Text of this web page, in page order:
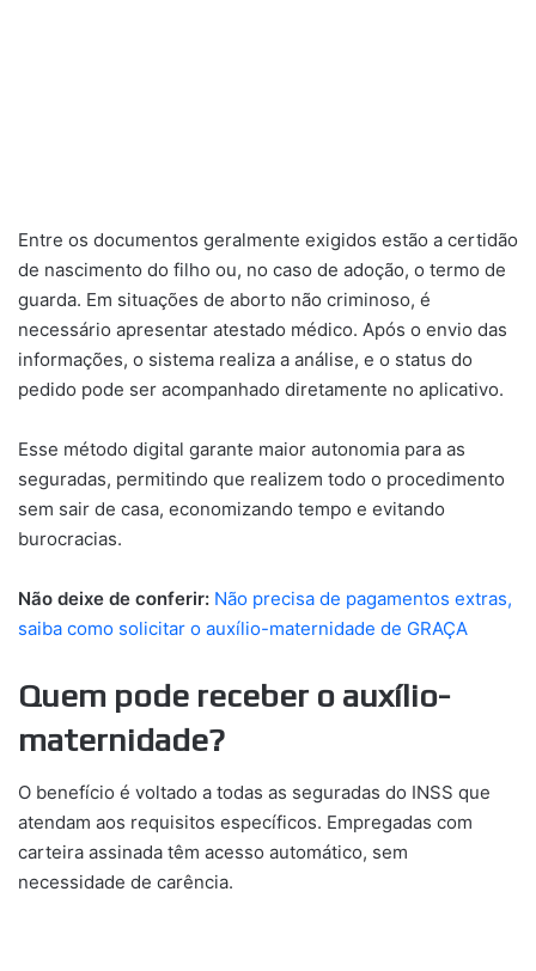
Entre os documentos geralmente exigidos estão a certidão
de nascimento do filho ou, no caso de adoção, o termo de
guarda. Em situações de aborto não criminoso, é
necessário apresentar atestado médico. Após o envio das
informações, o sistema realiza a análise, e o status do
pedido pode ser acompanhado diretamente no aplicativo.
Esse método digital garante maior autonomia para as
seguradas, permitindo que realizem todo o procedimento
sem sair de casa, economizando tempo e evitando
burocracias.
Não deixe de conferir: Não precisa de pagamentos extras,
saiba como solicitar o auxílio-maternidade de GRAÇA
Quem pode receber o auxílio-
maternidade?
O benefício é voltado a todas as seguradas do INSS que
atendam aos requisitos específicos. Empregadas com
carteira assinada têm acesso automático, sem
necessidade de carência.